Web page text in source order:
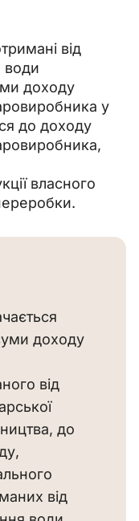
від
води
доходу
у
до доходу
власного
доходу
від
до
від